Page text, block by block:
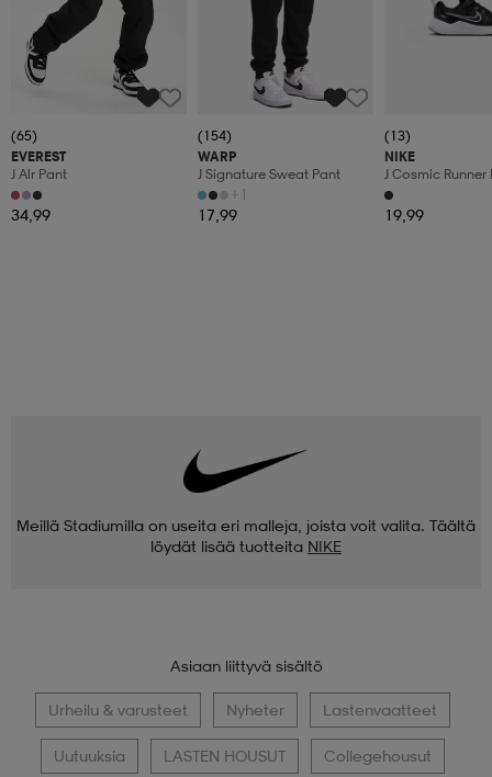
(65)
EVEREST
J Alr Pant
34,99
(154)
WARP
J Signature Sweat Pant
+1
17,99
(13)
NIKE
J Cosmic Runner
19,99
Meillä Stadiumilla on useita eri malleja, joista voit valita. Täältä
löydät lisää tuotteita NIKE
Asiaan liittyvä sisältö
Urheilu & varusteet Nyheter Lastenvaatteet
Uutuuksia LASTEN HOUSUT Collegehousut